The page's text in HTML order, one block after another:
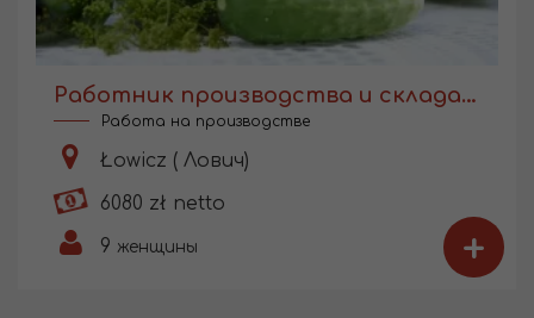
Работник производства и склада консервации
Работа на производстве
Łowicz ( Лович)
6080 zł netto
9 женщины +